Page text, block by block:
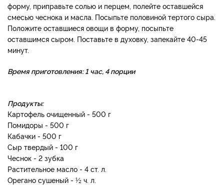
форму, приправьте солью и перцем, полейте оставшейся
смесью чеснока и масла. Посыпьте половиной тертого сыра.
Положите оставшиеся овощи в форму, посыпьте
оставшимся сыром. Поставьте в духовку, запекайте 40-45
минут.
Время приготовления: 1 час, 4 порции
Продукты:
Картофель очищенный - 500 г
Помидоры - 500 г
Кабачки - 500 г
Сыр твердый - 100 г
Чеснок - 2 зубка
Растительное масло - 4 ст. л.
Орегано сушеный - ½ ч. л.